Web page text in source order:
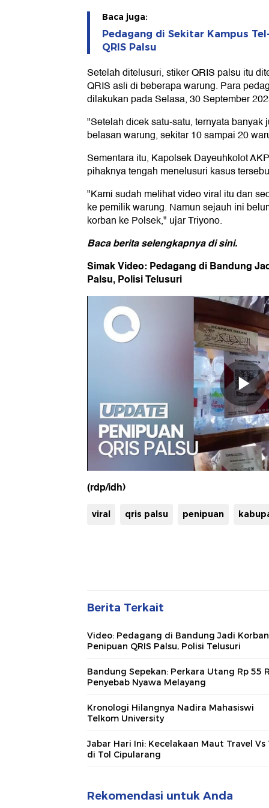
Baca juga:
Pedagang di Sekitar Kampus
QRIS Palsu
Setelah ditelusuri, stiker QRIS palsu itu
QRIS asli di beberapa warung. Para
dilakukan pada Selasa, 30 September
"Setelah dicek satu-satu, ternyata banyak
belasan warung, sekitar 10 sampai 20
Sementara itu, Kapolsek Dayeuhkolot
pihaknya tengah menelusuri kasus
"Kami sudah melihat video viral itu dan
ke pemilik warung. Namun sejauh ini
korban ke Polsek," ujar Triyono.
Baca berita selengkapnyadi sini.
Simak Video: Pedagang di Bandung
Palsu, Polisi Telusuri
(rdp/idh)
viral qris palsu penipuan
Berita Terkait
Video: Pedagang di Bandung Jadi Korban
Penipuan QRIS Palsu, Polisi Telusuri
Bandung Sepekan: Perkara Utang Rp 55
Penyebab Nyawa Melayang
Kronologi Hilangnya Nadira Mahasiswi
Telkom University
Jabar Hari Ini: Kecelakaan Maut Travel Vs
di Tol Cipularang
Rekomendasi untuk Anda